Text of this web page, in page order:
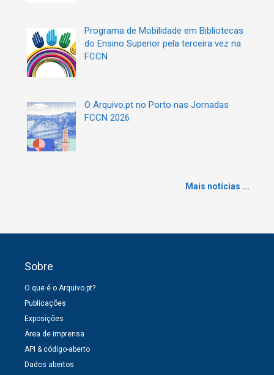
Programa de Mobilidade em Bibliotecas
do Ensino Superior pela terceira vez na
FCCN
O Arquivo.pt no Porto nas Jornadas
FCCN 2026
Mais notícias ...
Sobre
O que é o Arquivo.pt?
Publicações
Exposições
Área de imprensa
API & código-aberto
Dados abertos